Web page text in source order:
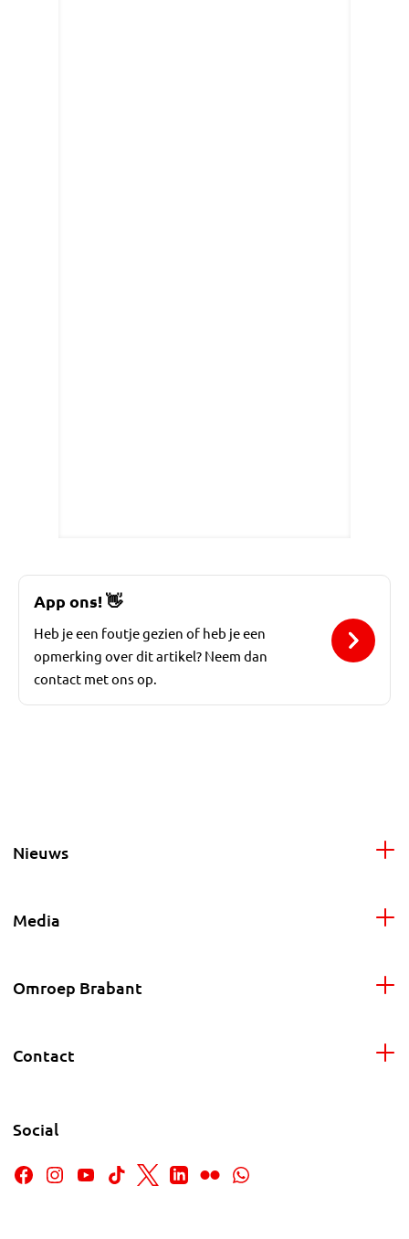
App ons!👋
Heb je een foutje gezien of heb je een
opmerking over dit artikel? Neem dan
contact met ons op.
Nieuws
Media
Omroep Brabant
Contact
Social